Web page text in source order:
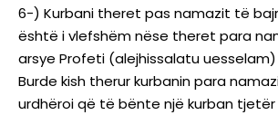
6-) Kurbani theret pas namazit të
është i vlefshëm nëse theret para
arsye Profeti (alejhissalatu uesselam)
Burde kish therur kurbanin para
urdhëroi që të bënte një kurban tjetër